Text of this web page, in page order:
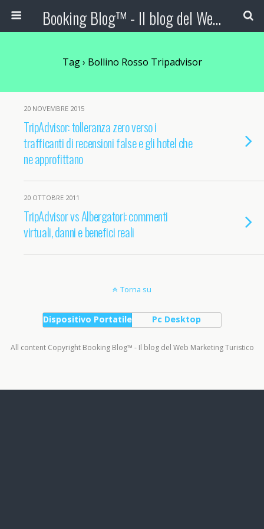
Booking Blog™ - Il blog del Web Marketing Turistico
Tag › Bollino Rosso Tripadvisor
20 NOVEMBRE 2015
TripAdvisor: tolleranza zero verso i
trafficanti di recensioni false e gli hotel che
ne approfittano
20 OTTOBRE 2011
TripAdvisor vs Albergatori: commenti
virtuali, danni e benefici reali
Torna su
Dispositivo Portatile Pc Desktop
All content Copyright Booking Blog™ - Il blog del Web Marketing Turistico